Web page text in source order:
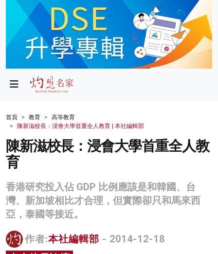
政局
財經
生活
健康
商業
科技
影片
名家榜
灼見活動
首頁 教育
高等教育
陳新滋校長：浸會大學首重全人教育 | 本社編輯部
陳新滋校長：浸會大學首重全人教
育
香港研究投入佔 GDP 比例應該是和韓國、台
灣、新加坡相比才合理，但實際卻只和馬來西
亞，泰國等接近。
作者:本社編輯部 - 2014-12-18